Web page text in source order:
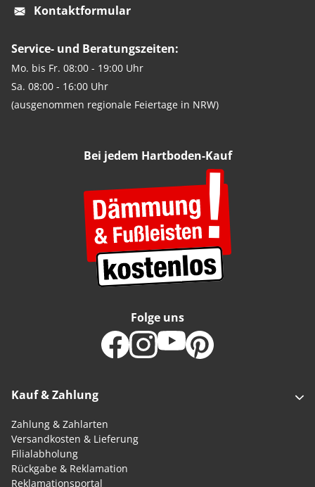
Kontaktformular
Service- und Beratungszeiten:
Mo. bis Fr. 08:00 - 19:00 Uhr
Sa. 08:00 - 16:00 Uhr
(ausgenommen regionale Feiertage in NRW)
Bei jedem Hartboden-Kauf
Kauf & Zahlung
Zahlung & Zahlarten
Versandkosten & Lieferung
Filialabholung
Rückgabe & Reklamation
Reklamationsportal
Folge uns